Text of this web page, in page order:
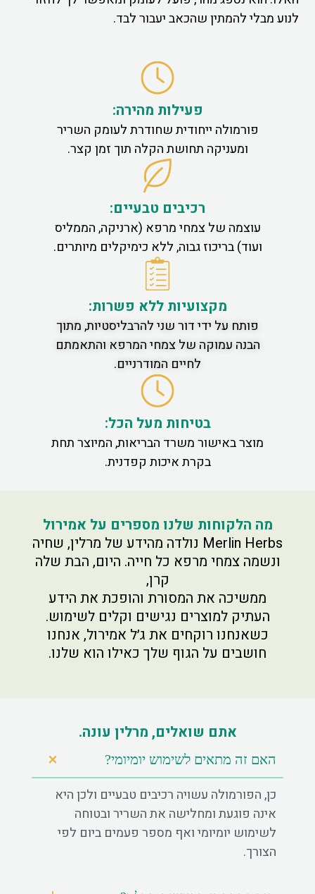
לנוע מבלי להמתין שהכאב יעבור לבד.
פעילות מהירה:
פורמולה ייחודית שחודרת לעומק השריר
ומעניקה תחושת הקלה תוך זמן קצר.
רכיבים טבעיים:
עוצמה של צמחי מרפא (ארניקה, הממליס
ועוד) בריכוז גבוה, ללא כימיקלים מיותרים.
מקצועיות ללא פשרות:
פותח על ידי דור שני להרבליסטיות, מתוך
הבנה עמוקה של צמחי המרפא והתאמתם
לחיים המודרניים.
בטיחות מעל הכל:
מוצר באישור משרד הבריאות, המיוצר תחת
בקרת איכות קפדנית.
מה הלקוחות שלנו מספרים על אמירול
Merlin Herbs נולדה מהידע של מרלין, שחיה
ונשמה צמחי מרפא כל חייה. היום, הבת שלה
קרן,
ממשיכה את המסורת והופכת את הידע
העתיק למוצרים נגישים וקלים לשימוש.
כשאנחנו רוקחים את ג׳ל אמירול, אנחנו
חושבים על הגוף שלך כאילו הוא שלנו.
אתם שואלים, מרלין עונה.
האם זה מתאים לשימוש יומיומי?
כן, הפורמולה עשויה רכיבים טבעיים ולכן היא
אינה פוגעת ומחלישה את השריר ובטוחה
לשימוש יומיומי ואף מספר פעמים ביום לפי
הצורך.